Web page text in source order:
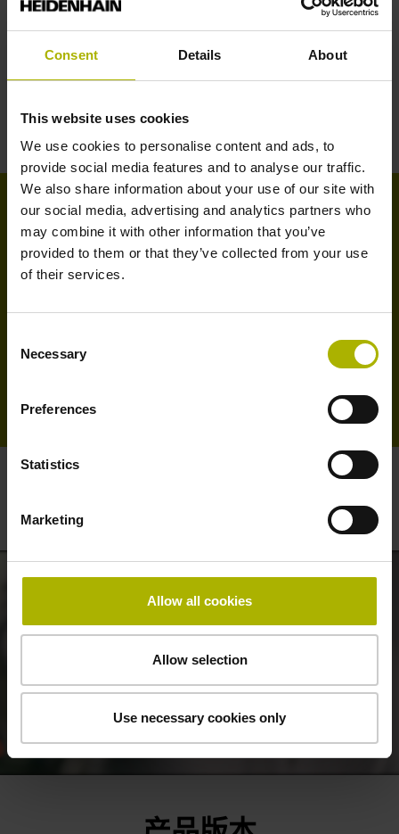
Consent Details About
This website uses cookies
We use cookies to personalise content and ads, to
provide social media features and to analyse our traffic.
We also share information about your use of our site with
our social media, advertising and analytics partners who
may combine it with other information that you’ve
provided to them or that they’ve collected from your use
of their services.
Selection
Necessary
Preferences
Statistics
Marketing
Allow all cookies
Allow selection
Use necessary cookies only
可靠的刀具检测助力可持续生产
全新VT 122测量摄像头结合VTC软件自动检测刀具磨
HEIDENHAIN的视觉系统：自动在机检测刀
VT 121 CAMERA SYSTEM DEMO: TOOL INSPECTION LIKE THE HUMAN EYE